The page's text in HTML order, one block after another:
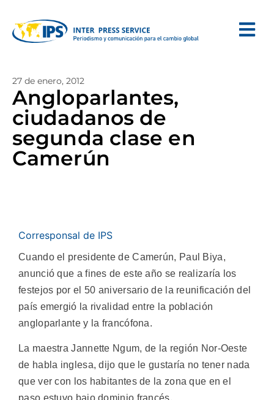
27 de enero, 2012
Angloparlantes,
ciudadanos de
segunda clase en
Camerún
Corresponsal de IPS
Cuando el presidente de Camerún, Paul Biya,
anunció que a fines de este año se realizaría los
festejos por el 50 aniversario de la reunificación del
país emergió la rivalidad entre la población
angloparlante y la francófona.
La maestra Jannette Ngum, de la región Nor-Oeste
de habla inglesa, dijo que le gustaría no tener nada
que ver con los habitantes de la zona que en el